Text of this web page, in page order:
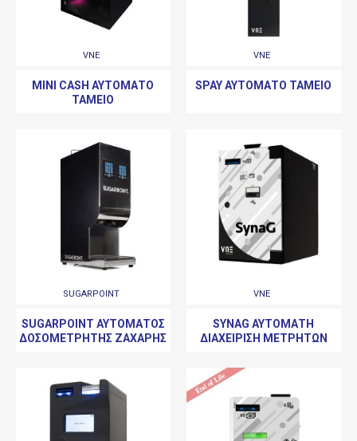
VNE
MINI CASH ΑΥΤΌΜΑΤΟ
ΤΑΜΕΊΟ
VNE
SPAY ΑΥΤΌΜΑΤΟ ΤΑΜΕΊΟ
SUGARPOINT
SUGARPOINT ΑΥΤΌΜΑΤΟΣ
ΔΟΣΟΜΕΤΡΗΤΉΣ ΖΆΧΑΡΗΣ
VNE
SYNAG ΑΥΤΌΜΑΤΗ
ΔΙΑΧΕΊΡΙΣΗ ΜΕΤΡΗΤΏΝ